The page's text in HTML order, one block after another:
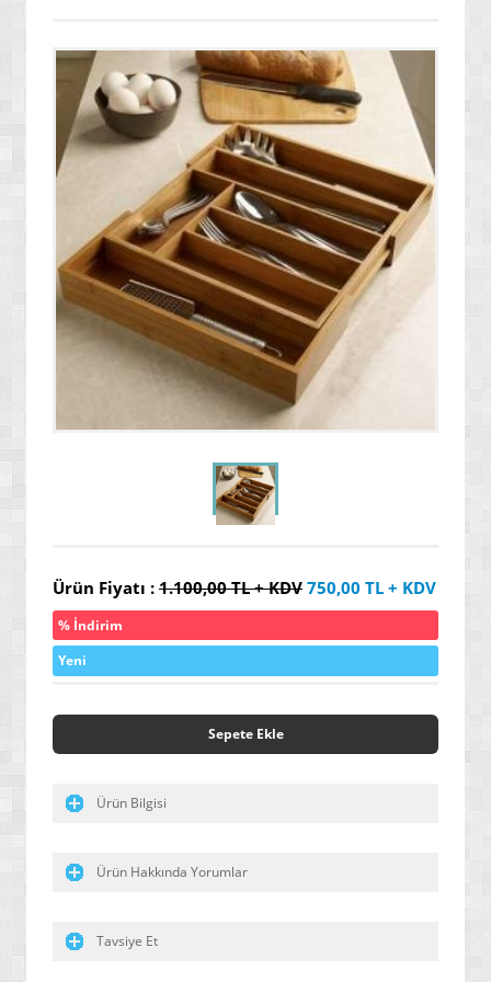
» YAZILIMLAR
» PC OYUNLARI
» VCD FİLMLERİ
» SAĞLIK / TIP / BİTKİSEL ÜRÜNLER
» GIDA / YİYECEK / İÇECEK ÜRÜNLERİ
» TARIM MAKİNELERİ / ÜRÜNLERİ
» SEBZE TOHUMLARI
» DEFİNE ARAMA SİSTEMLERİ / DEDEKTÖRLER
» PAKETLEME SİSTEMLERİ / ÜRÜNLERİ
» EL ALETLERİ / ENDÜSTRİYEL ÜRÜNLER
» YALITIM / İZOLASYON ÜRÜNLERİ
» ENDÜSRTİYEL VE HER TÜRLÜ YAPIŞTIRICI ÜRÜNLER
» GENEL AMAÇLI / ENDÜSTRİYEL TEMİZLEYİCİLER
» ÖZEL AMAÇLI / İLERİ TEKNOLOJİ / NANO BOYALAR
» ARAÇ / OTO ÜRÜNLERİ
» YENİ NESİL ELEKTRİK SÜPÜRGELERİ
» SU ARITMA / ÜRETİM / TASARRUF ÜRÜNLERİ
» HAŞERE YOK EDİCİ / KOVUCULAR
» MASAJ YATAKLARI
Ürün Fiyatı : 1.100,00TL + KDV 750,00 TL + KDV
% İndirim
Yeni
Sepete Ekle
Ürün Bilgisi
Ürün Hakkında Yorumlar
Tavsiye Et